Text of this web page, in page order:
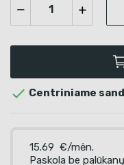
 Centriniame